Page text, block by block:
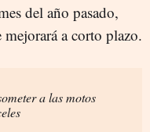
del año pasado,
a corto plazo.
a las motos